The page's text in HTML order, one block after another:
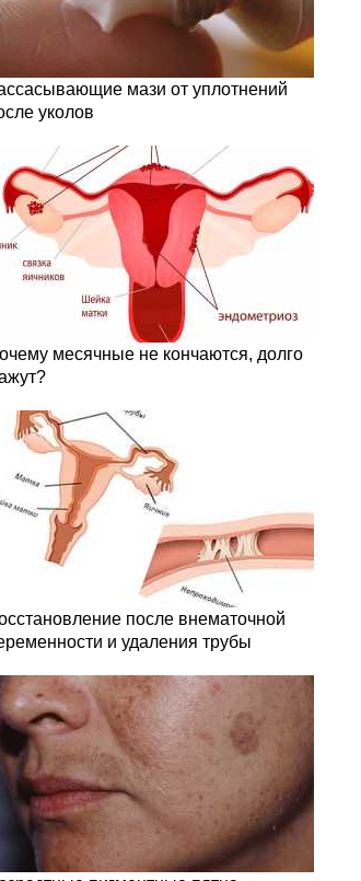
мази от уплотнений
уколов
месячные не кончаются, долго
после внематочной
и удаления трубы